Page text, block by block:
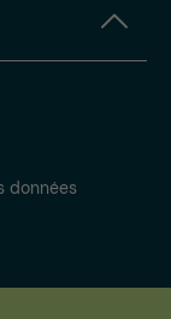
données